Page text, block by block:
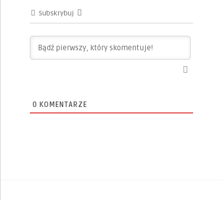
Subskrybuj
0 KOMENTARZE